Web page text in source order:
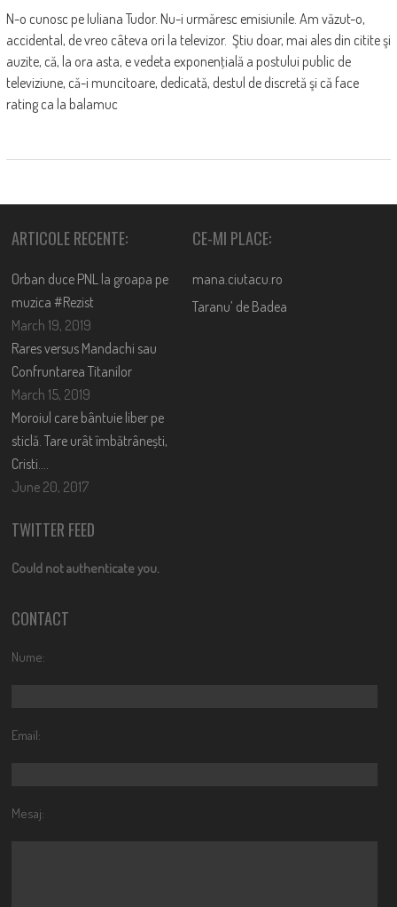
N-o cunosc pe Iuliana Tudor. Nu-i urmăresc emisiunile. Am văzut-o,
accidental, de vreo câteva ori la televizor. Ştiu doar, mai ales din citite şi
auzite, că, la ora asta, e vedeta exponenţială a postului public de
televiziune, că-i muncitoare, dedicată, destul de discretă şi că face
rating ca la balamuc
ARTICOLE RECENTE:
Orban duce PNL la groapa pe
muzica #Rezist
March 19, 2019
Rares versus Mandachi sau
Confruntarea Titanilor
March 15, 2019
Moroiul care bântuie liber pe
sticlă. Tare urât îmbătrânești,
Cristi….
June 20, 2017
CE-MI PLACE:
mana.ciutacu.ro
Taranu’ de Badea
TWITTER FEED
Could not authenticate you.
CONTACT
Nume:
Email:
Mesaj: